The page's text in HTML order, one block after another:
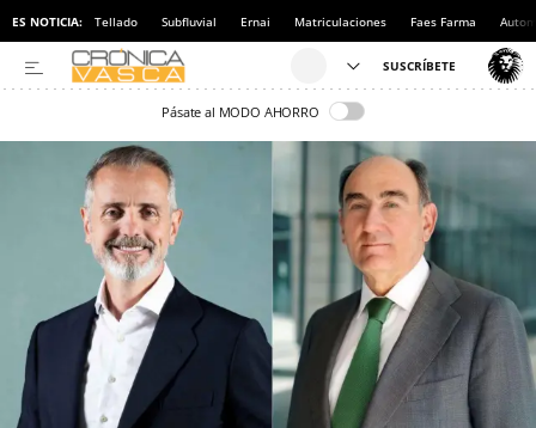
ES NOTICIA: Tellado Subfluvial Ernai Matriculaciones Faes Farma
Pásate al MODO AHORRO